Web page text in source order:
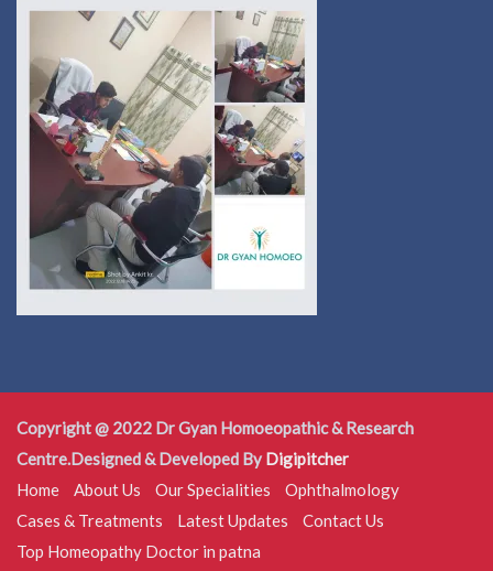
Copyright @ 2022 Dr Gyan Homoeopathic & Research
Centre.Designed & Developed By Digipitcher
Home
About Us Our Specialities
Ophthalmology
Cases & Treatments
Latest Updates
Contact Us
Top Homeopathy Doctor in patna